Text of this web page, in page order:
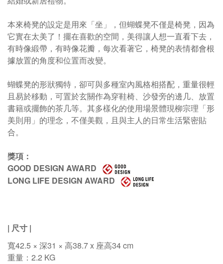
本來椅凳的設定是用來「坐」，但蝴蝶凳不僅是椅凳，因為
它實在太美了！擺在喜歡的空間，美得讓人想一直看下去，
有時像緞帶，有時像花瓣， 每次看著它，椅凳的表情都會根
據放置的角度和位置而改變。
蝴蝶凳的形狀獨特，卻可與多種室內風格相搭配，重量很輕
且易於移動，可置於玄關作為穿鞋椅、沙發旁的邊几、放置
書籍或擺飾的茶几等。其多樣化的使用場景體現柳宗理「形
美則用」的理念，不僅美觀，且與主人的日常生活緊密貼
合。
獎項：
GOOD DESIGN AWARD
LONG LIFE DESIGN AWARD
| 尺寸 |
寬42.5 × 深31 × 高38.7 x 座高34 cm
重量：2.2 KG